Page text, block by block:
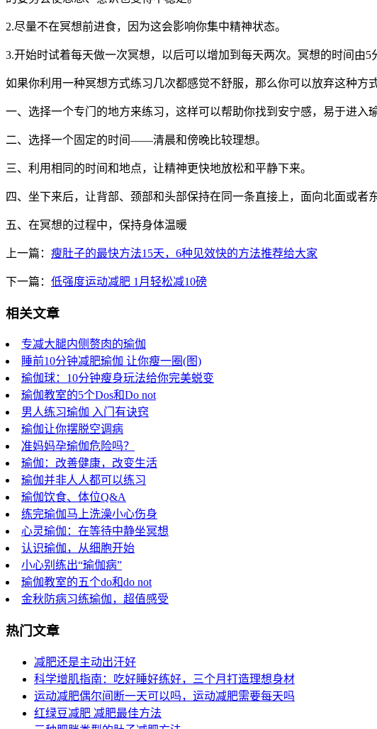
2.尽量不在冥想前进食，因为这会影响你集中精神状态。
3.开始时试着每天做一次冥想，以后可以增加到每天两次。冥想的时间由
如果你利用一种冥想方式练习几次都感觉不舒服，那么你可以放弃这种方式
一、选择一个专门的地方来练习，这样可以帮助你找到安宁感，易于进入
二、选择一个固定的时间——清晨和傍晚比较理想。
三、利用相同的时间和地点，让精神更快地放松和平静下来。
四、坐下来后，让背部、颈部和头部保持在同一条直接上，面向北面或者东
五、在冥想的过程中，保持身体温暖
上一篇： 瘦肚子的最快方法15天，6种见效快的方法推荐给大家
下一篇： 低强度运动减肥 1月轻松减10磅
相关文章
专减大腿内侧赘肉的瑜伽
睡前10分钟减肥瑜伽 让你瘦一圈(图)
瑜伽球：10分钟瘦身玩法给你完美蜕变
瑜伽教室的5个Dos和Do not
男人练习瑜伽 入门有诀窍
瑜伽让你摆脱空调病
准妈妈孕瑜伽危险吗？
瑜伽：改善健康，改变生活
瑜伽并非人人都可以练习
瑜伽饮食、体位Q&A
练完瑜伽马上洗澡小心伤身
心灵瑜伽：在等待中静坐冥想
认识瑜伽，从细胞开始
小心别练出“瑜伽病”
瑜伽教室的五个do和do not
金秋防病习练瑜伽，超值感受
热门文章
减肥还是主动出汗好
科学增肌指南：吃好睡好练好，三个月打造理想身材
运动减肥偶尔间断一天可以吗，运动减肥需要每天吗
红绿豆减肥 减肥最佳方法